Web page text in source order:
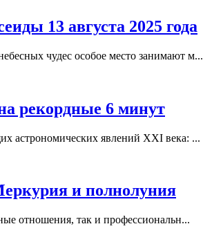
13 августа 2025 года
чудес особое место занимают м...
рекордные 6 минут
астрономических явлений XXI века: ...
и полнолуния
отношения, так и профессиональн...